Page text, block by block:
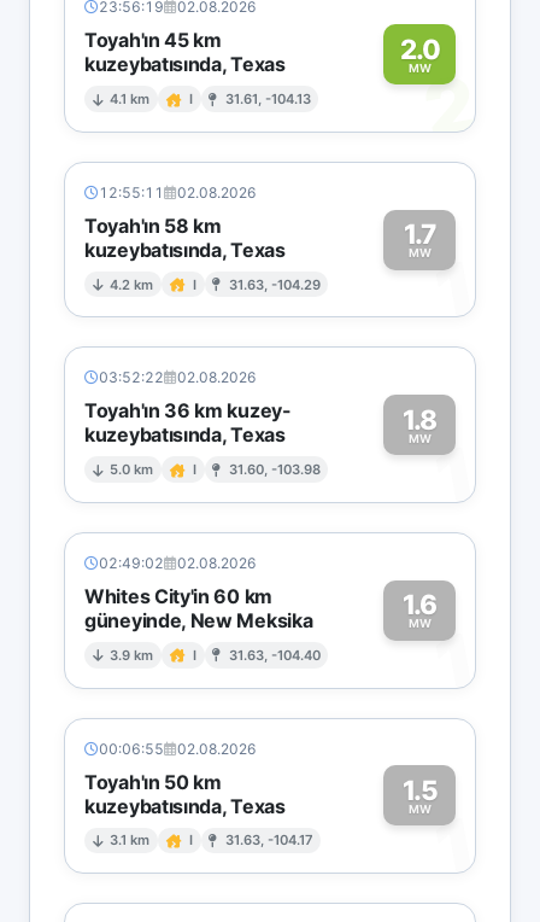
23:56:19 02.08.2026
Toyah'ın 45 km
kuzeybatısında, Texas
4.1 km I 31.61, -104.13
2.0
MW2
12:55:11 02.08.2026
Toyah'ın 58 km
kuzeybatısında, Texas
4.2 km I 31.63, -104.29
1.7
MW1
03:52:22 02.08.2026
Toyah'ın 36 km kuzey-
kuzeybatısında, Texas
5.0 km I 31.60, -103.98
1.8
MW1
02:49:02 02.08.2026
Whites City'in 60 km
güneyinde, New Meksika
3.9 km I 31.63, -104.40
1.6
MW1
00:06:55 02.08.2026
Toyah'ın 50 km
kuzeybatısında, Texas
3.1 km I 31.63, -104.17
1.5
MW1